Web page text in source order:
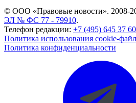
© ООО «Правовые новости». 2008-
ЭЛ № ФС 77 - 79910.
Телефон редакции: +7 (495) 645 37 60
Политика использования cookie-
Политика конфиденциальности